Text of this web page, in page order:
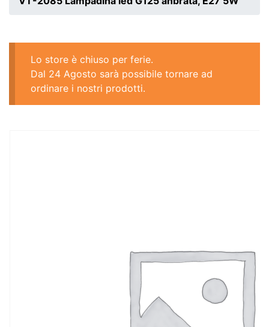
Lo store è chiuso per ferie.
Dal 24 Agosto sarà possibile tornare ad
ordinare i nostri prodotti.